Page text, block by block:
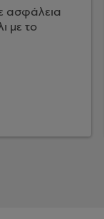
ασφάλεια
με το